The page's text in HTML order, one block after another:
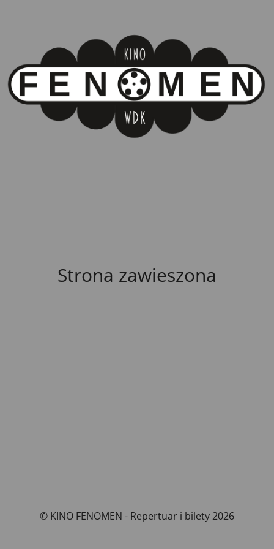
Strona zawieszona
© KINO FENOMEN - Repertuar i bilety 2026